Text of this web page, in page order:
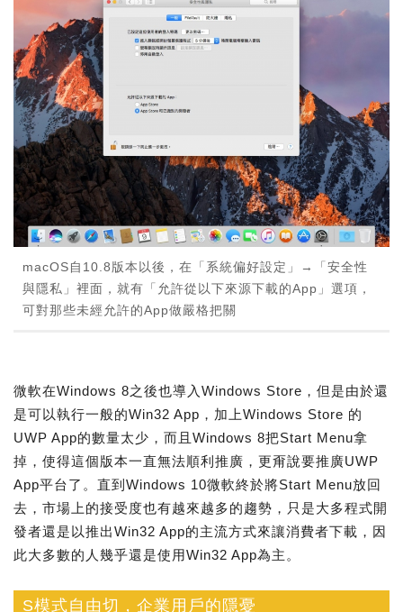
macOS自10.8版本以後，在「系統偏好設定」→「安全性
與隱私」裡面，就有「允許從以下來源下載的App」選項，
可對那些未經允許的App做嚴格把關
微軟在Windows 8之後也導入Windows Store，但是由於還
是可以執行一般的Win32 App，加上Windows Store 的
UWP App的數量太少，而且Windows 8把Start Menu拿
掉，使得這個版本一直無法順利推廣，更甭說要推廣UWP
App平台了。直到Windows 10微軟終於將Start Menu放回
去，市場上的接受度也有越來越多的趨勢，只是大多程式開
發者還是以推出Win32 App的主流方式來讓消費者下載，因
此大多數的人幾乎還是使用Win32 App為主。
S模式自由切，企業用戶的隱憂